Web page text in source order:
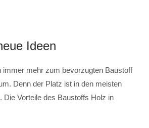
Ideen
immer mehr zum bevorzugten Baustoff
Denn der Platz ist in den meisten
Die Vorteile des Baustoffs Holz in